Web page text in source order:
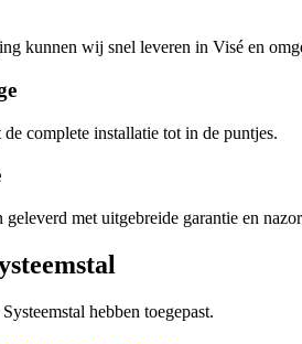
kunnen wij snel leveren in Visé en
complete installatie tot in de puntjes.
met uitgebreide garantie en
hebben toegepast.